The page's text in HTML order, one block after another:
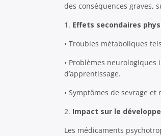
des conséquences graves,
1. Effets secondaires
• Troubles métaboliques
• Problèmes
d’apprentissage.
• Symptômes de sevrage
2. Impact sur le
Les médicaments